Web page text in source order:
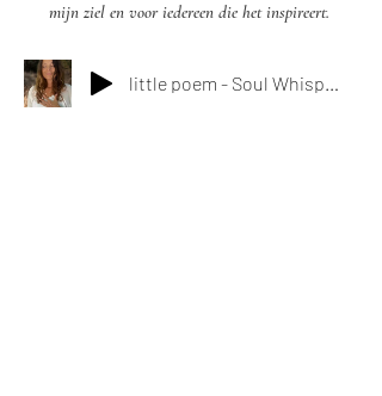
mijn ziel en voor iedereen die het inspireert.
little poem - Soul Whisper